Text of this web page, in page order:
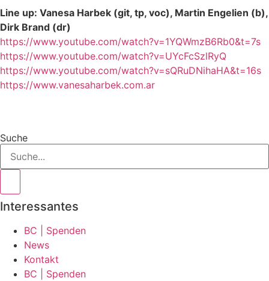
Line up: Vanesa Harbek (git, tp, voc), Martin Engelien (b),
Dirk Brand (dr)
https://www.youtube.com/watch?v=1YQWmzB6Rb0&t=7s
https://www.youtube.com/watch?v=UYcFcSzlRyQ
https://www.youtube.com/watch?v=sQRuDNihaHA&t=16s
https://www.vanesaharbek.com.ar
Suche
Interessantes
BC | Spenden
News
Kontakt
BC | Spenden